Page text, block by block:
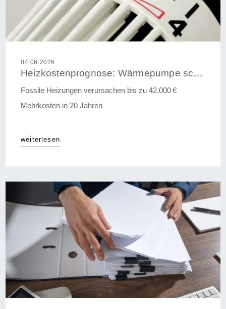
04.06.2026
Heizkostenprognose: Wärmepumpe schlägt fossile Systeme im 20-Jahres-Vergleich
Fossile Heizungen verursachen bis zu 42.000 €
Mehrkosten in 20 Jahren
weiterlesen